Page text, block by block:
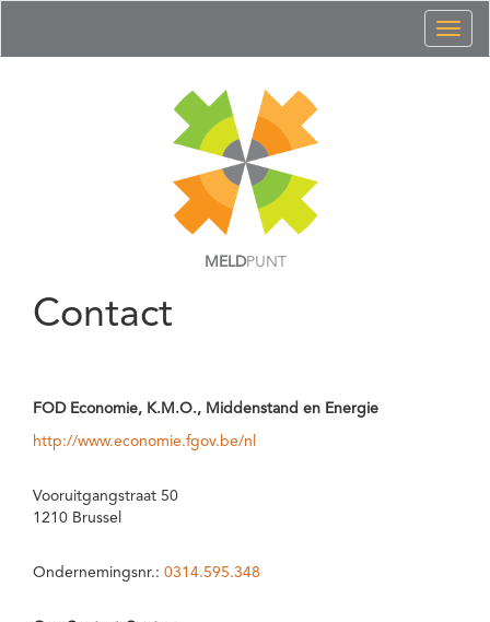
MELDPUNT
Contact
FOD Economie, K.M.O., Middenstand en Energie
http://www.economie.fgov.be/nl
Vooruitgangstraat 50
1210 Brussel
Ondernemingsnr.: 0314.595.348